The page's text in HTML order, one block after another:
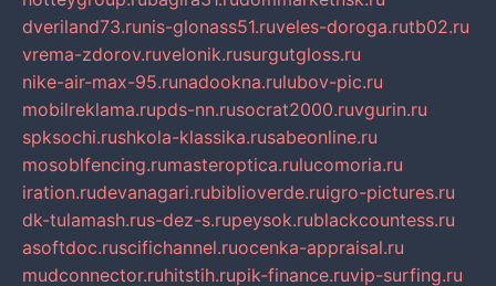
dveriland73.runis-glonass51.ruveles-doroga.rutb02.ru
vrema-zdorov.ruvelonik.rusurgutgloss.ru
nike-air-max-95.runadookna.rulubov-pic.ru
mobilreklama.rupds-nn.rusocrat2000.ruvgurin.ru
spksochi.rushkola-klassika.rusabeonline.ru
mosoblfencing.rumasteroptica.rulucomoria.ru
iration.rudevanagari.rubiblioverde.ruigro-pictures.ru
dk-tulamash.rus-dez-s.rupeysok.rublackcountess.ru
asoftdoc.ruscifichannel.ruocenka-appraisal.ru
mudconnector.ruhitstih.rupik-finance.ruvip-surfing.ru